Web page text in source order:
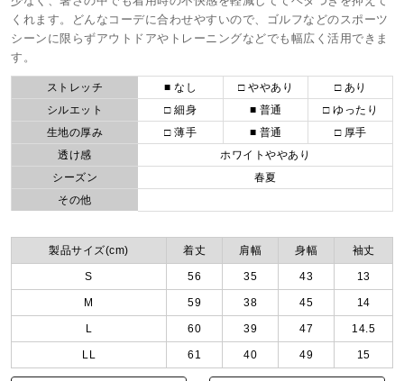
くれます。どんなコーデに合わせやすいので、ゴルフなどのスポーツ
シーンに限らずアウトドアやトレーニングなどでも幅広く活用できま
す。
ストレッチ ■ なし □ ややあり
□ あり
シルエット
□ 細身 ■ 普通
□ ゆったり
生地の厚み
□ 薄手 ■ 普通
□ 厚手
透け感
ホワイトややあり
シーズン
春夏
その他
製品サイズ(cm) 着丈 肩幅 身幅 袖丈
S 56 35 43 13
M 59 38 45 14
L 60 39 47 14.5
LL 61 40 49 15